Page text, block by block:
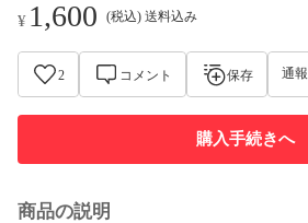
¥ 1,600 (税込) 送料込み
2 コメント 保存 通報
購入手続きへ
商品の説明